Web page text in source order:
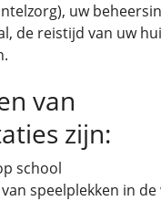
uw
de reistijd van uw
van
zijn:
school
speelplekken in de